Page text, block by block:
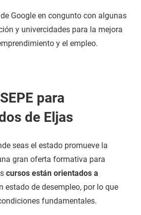
Google en congunto con algunas
y univercidades para la mejora
y el empleo.
para
de Eljas
seas el estado promueve la
gran oferta formativa para
cursos están orientados a
estado de desempleo, por lo que
fundamentales.